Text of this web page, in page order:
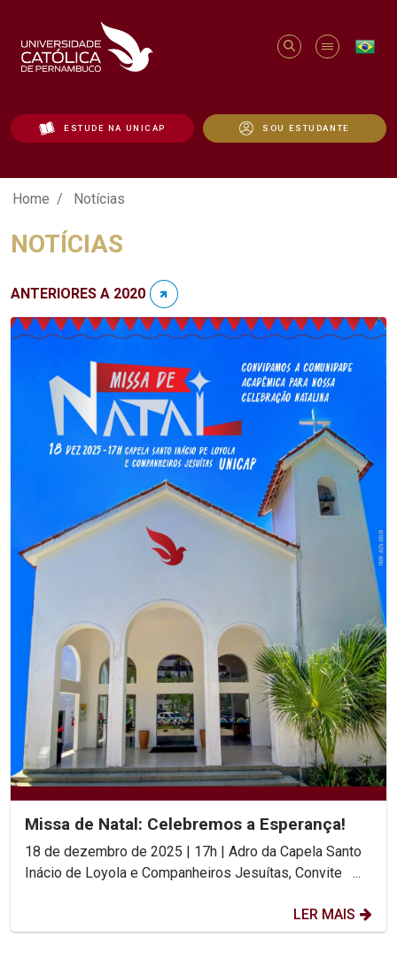
ESTUDE NA UNICAP SOU ESTUDANTE
Notícias - Unicap
Home Notícias
NOTÍCIAS
ANTERIORES A 2020
Missa de Natal: Celebremos a Esperança!
18 de dezembro de 2025 | 17h | Adro da Capela Santo
Inácio de Loyola e Companheiros Jesuítas, Convite ...
LER MAIS